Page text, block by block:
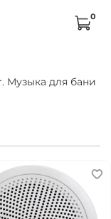
0
Музыка для бани